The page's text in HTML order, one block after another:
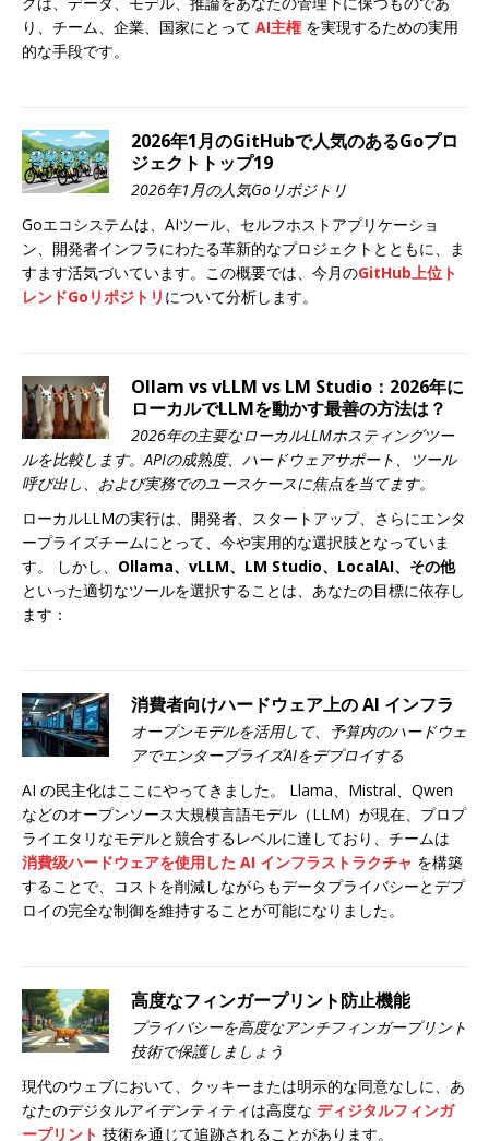
り、チーム、企業、国家にとって AI主権 を実現するための実用
的な手段です。
2026年1月のGitHubで人気のあるGoプロ
ジェクトトップ19
2026年1月の人気Goリポジトリ
Goエコシステムは、AIツール、セルフホストアプリケーショ
ン、開発者インフラにわたる革新的なプロジェクトとともに、ま
すます活気づいています。この概要では、今月のGitHub上位ト
レンドGoリポジトリ について分析します。
Ollam vs vLLM vs LM Studio：2026年に
ローカルでLLMを動かす最善の方法は？
2026年の主要なローカルLLMホスティングツー
ルを比較します。APIの成熟度、ハードウェアサポート、ツール
呼び出し、および実務でのユースケースに焦点を当てます。
ローカルLLMの実行は、開発者、スタートアップ、さらにエンタ
ープライズチームにとって、今や実用的な選択肢となっていま
す。 しかし、 Ollama、vLLM、LM Studio、LocalAI、その他
といった適切なツールを選択することは、あなたの目標に依存し
ます：
消費者向けハードウェア上の AI インフラ
オープンモデルを活用して、予算内のハードウェ
アでエンタープライズAIをデプロイする
AI の民主化はここにやってきました。 Llama、Mistral、Qwen
などのオープンソース大規模言語モデル（LLM）が現在、プロプ
ライエタリなモデルと競合するレベルに達しており、チームは
消費级ハードウェアを使用した AI インフラストラクチャ を構築
することで、コストを削減しながらもデータプライバシーとデプ
ロイの完全な制御を維持することが可能になりました。
高度なフィンガープリント防止機能
プライバシーを高度なアンチフィンガープリント
技術で保護しましょう
現代のウェブにおいて、クッキーまたは明示的な同意なしに、あ
なたのデジタルアイデンティティは高度な ディジタルフィンガ
ープリント 技術を通じて追跡されることがあります。